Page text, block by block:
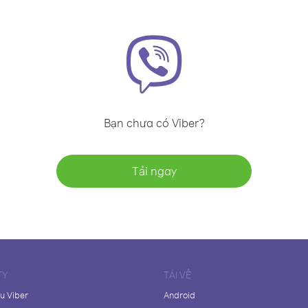
Bạn chưa có Viber?
Tải ngay
Viber
TẢI VỀ
Android